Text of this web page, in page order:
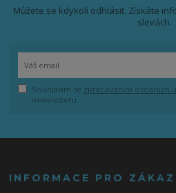
Můžete se kdykoli odhlásit. Získáte
slevách.
Souhlasím se zpracováním osobních
newsletteru.
INFORMACE PRO